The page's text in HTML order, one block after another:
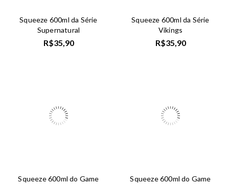
Squeeze 600ml da Série
Supernatural
R$35,90
Squeeze 600ml da Série
Vikings
R$35,90
Squeeze 600ml do Game
Squeeze 600ml do Game